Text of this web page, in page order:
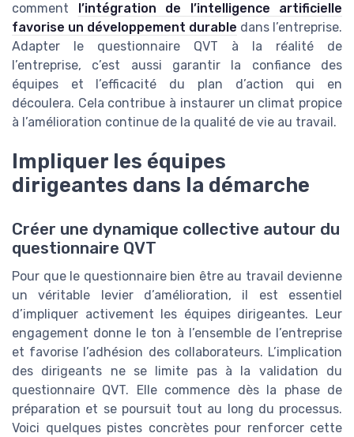
comment l’intégration de l’intelligence artificielle
favorise un développement durable dans l’entreprise.
Adapter le questionnaire QVT à la réalité de
l’entreprise, c’est aussi garantir la confiance des
équipes et l’efficacité du plan d’action qui en
découlera. Cela contribue à instaurer un climat propice
à l’amélioration continue de la qualité de vie au travail.
Impliquer les équipes
dirigeantes dans la démarche
Créer une dynamique collective autour du
questionnaire QVT
Pour que le questionnaire bien être au travail devienne
un véritable levier d’amélioration, il est essentiel
d’impliquer activement les équipes dirigeantes. Leur
engagement donne le ton à l’ensemble de l’entreprise
et favorise l’adhésion des collaborateurs. L’implication
des dirigeants ne se limite pas à la validation du
questionnaire QVT. Elle commence dès la phase de
préparation et se poursuit tout au long du processus.
Voici quelques pistes concrètes pour renforcer cette